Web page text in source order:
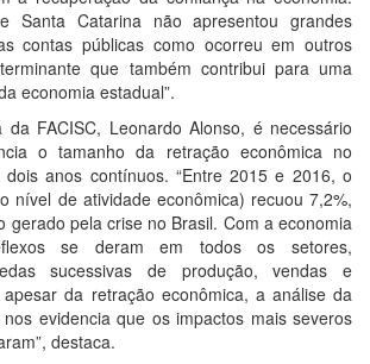
Santa Catarina não apresentou grandes
contas públicas como ocorreu em outros
que também contribui para uma
economia estadual”.
da FACISC, Leonardo Alonso, é necessário
o tamanho da retração econômica no
anos contínuos. “Entre 2015 e 2016, o
nível de atividade econômica) recuou 7,2%,
gerado pela crise no Brasil. Com a economia
se deram em todos os setores,
sucessivas de produção, vendas e
da retração econômica, a análise da
evidencia que os impactos mais severos
destaca.